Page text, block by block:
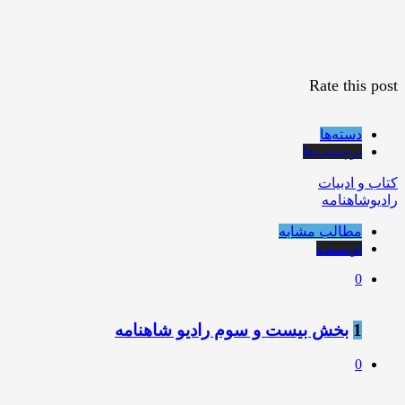
Rate this post
دسته‌ها
برچسب‌ها
کتاب و ادبیات
رادیوشاهنامه
مطالب مشابه
نویسنده
0
1 بخش بیست و سوم رادیو شاهنامه
0